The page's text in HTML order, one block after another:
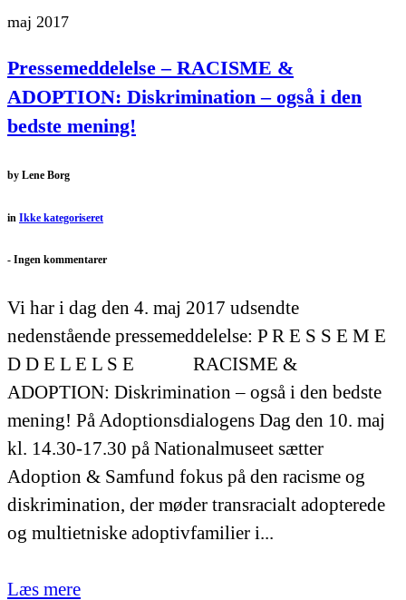
maj 2017
Pressemeddelelse – RACISME &
ADOPTION: Diskrimination – også i den
bedste mening!
by Lene Borg
in Ikke kategoriseret
- Ingen kommentarer
Vi har i dag den 4. maj 2017 udsendte
nedenstående pressemeddelelse: P R E S S E M E
D D E L E L S E RACISME &
ADOPTION: Diskrimination – også i den bedste
mening! På Adoptionsdialogens Dag den 10. maj
kl. 14.30-17.30 på Nationalmuseet sætter
Adoption & Samfund fokus på den racisme og
diskrimination, der møder transracialt adopterede
og multietniske adoptivfamilier i...
Læs mere